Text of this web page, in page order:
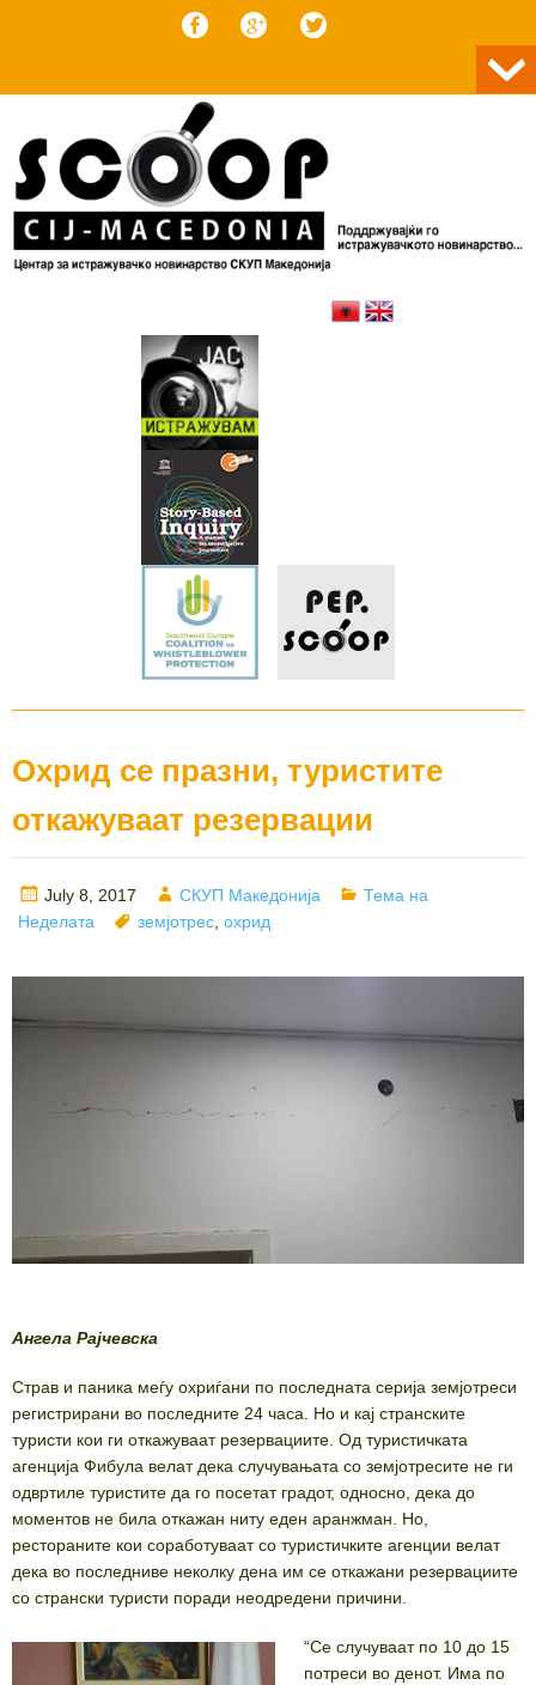
Охрид се празни, туристите
откажуваат резервации
Posted
on
July 8, 2017 Author
СКУП Македонија Categories
Тема на
Неделата
Tags
земјотрес охрид
Ангела Рајчевска
Страв и паника меѓу охриѓани по последната серија земјотреси
регистрирани во последните 24 часа. Но и кај странските
туристи кои ги откажуваат резервациите. Од туристичката
агенција Фибула велат дека случувањата со земјотресите не ги
одвртиле туристите да го посетат градот, односно, дека до
моментов не била откажан ниту еден аранжман. Но,
рестораните кои соработуваат со туристичките агенции велат
дека во последниве неколку дена им се откажани резервациите
со странски туристи поради неодредени причини.
“Се случуваат по 10 до 15
потреси во денот. Има по